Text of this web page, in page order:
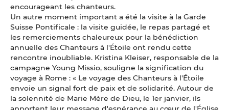
encourageant les chanteurs.
Un autre moment important a été la visite à la Garde
Suisse Pontificale : la visite guidée, le repas partagé et
les remerciements chaleureux pour la bénédiction
annuelle des Chanteurs à l'Étoile ont rendu cette
rencontre inoubliable. Kristina Kleiser, responsable de la
campagne Young Missio, souligne la signification du
voyage à Rome : « Le voyage des Chanteurs à l'Étoile
envoie un signal fort de paix et de solidarité. Autour de
la solennité de Marie Mère de Dieu, le 1er janvier, ils
apportent leur message d'espérance au cœur de l'Église